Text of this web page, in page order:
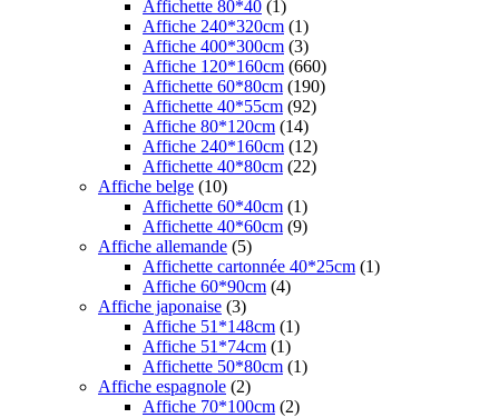
Affichette 80*40 (1)
Affiche 240*320cm (1)
Affiche 400*300cm (3)
Affiche 120*160cm (660)
Affichette 60*80cm (190)
Affichette 40*55cm (92)
Affiche 80*120cm (14)
Affiche 240*160cm (12)
Affichette 40*80cm (22)
Affiche belge (10)
Affichette 60*40cm (1)
Affichette 40*60cm (9)
Affiche allemande (5)
Affichette cartonnée 40*25cm (1)
Affiche 60*90cm (4)
Affiche japonaise (3)
Affiche 51*148cm (1)
Affiche 51*74cm (1)
Affichette 50*80cm (1)
Affiche espagnole (2)
Affiche 70*100cm (2)